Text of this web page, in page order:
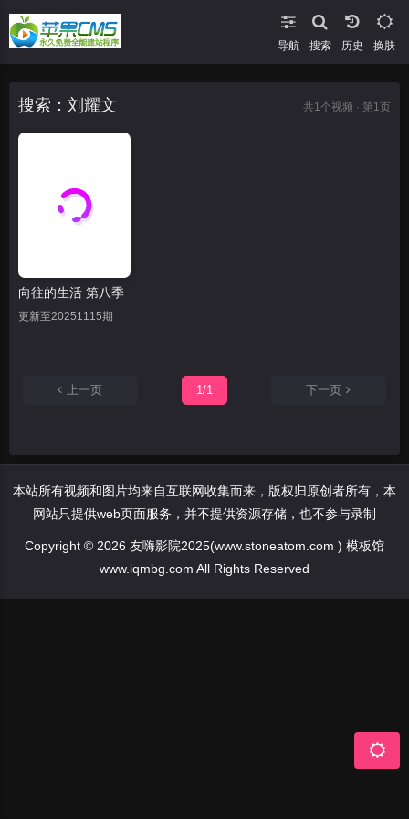
导航 搜索 换肤
搜索：刘耀文 共1 个视频 · 第1页
向往的生活 第八季
更新至20251115期
上一页 1/1 下一页
本站所有视频和图片均来自互联网收集而来，版权归原创者所有，本
网站只提供web页面服务，并不提供资源存储，也不参与录制
Copyright © 2026 友嗨影院2025(www.stoneatom.com ) 模板馆
www.iqmbg.com All Rights Reserved